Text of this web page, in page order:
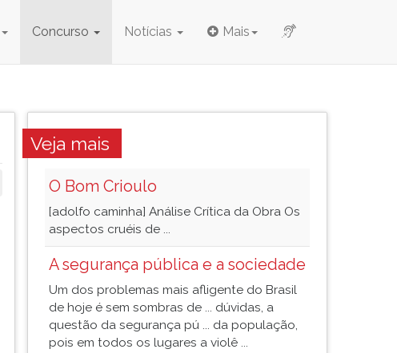
Concurso Notícias Mais
Veja mais
O Bom Crioulo
[adolfo caminha] Análise Crítica da Obra Os
aspectos cruéis de ...
A segurança pública e a sociedade
Um dos problemas mais afligente do Brasil
de hoje é sem sombras de ... dúvidas, a
questão da segurança pú ... da população,
pois em todos os lugares a violê ...